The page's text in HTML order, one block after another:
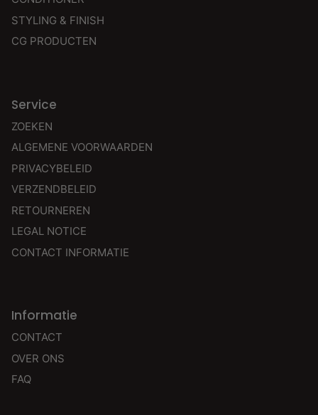
STYLING & FINISH
CG PRODUCTEN
Service
ZOEKEN
ALGEMENE VOORWAARDEN
PRIVACYBELEID
VERZENDBELEID
RETOURNEREN
LEGAL NOTICE
CONTACT INFORMATIE
Informatie
CONTACT
OVER ONS
FAQ